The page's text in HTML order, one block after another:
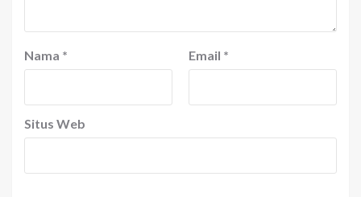
Nama * Email *
Situs Web